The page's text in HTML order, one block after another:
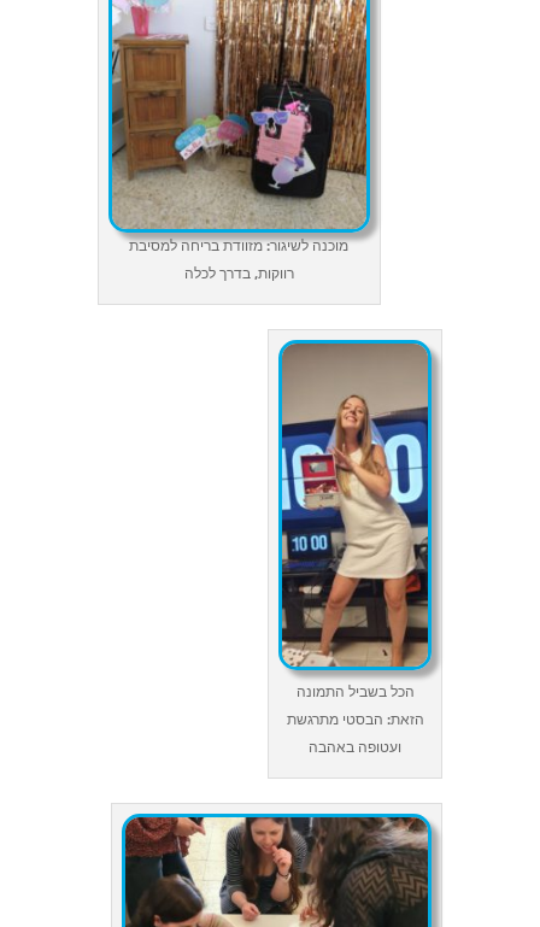
מוכנה לשיגור: מזוודת בריחה למסיבת
רווקות, בדרך לכלה
הכל בשביל התמונה
הזאת: הבסטי מתרגשת
ועטופה באהבה